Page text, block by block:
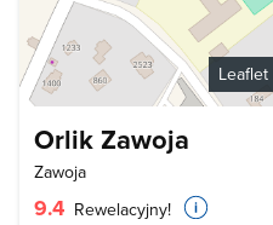
Leaflet
Orlik Zawoja
Zawoja
9.4 Rewelacyjny!